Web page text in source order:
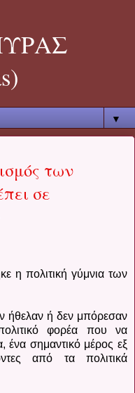
▼
των
σε
η πολιτική γύμνια των
ήθελαν ή δεν μπόρεσαν
φορέα που να
ένα σημαντικό μέρος εξ
από τα πολιτικά